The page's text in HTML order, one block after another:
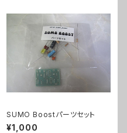
SUMO Boostパーツセット
¥1,000